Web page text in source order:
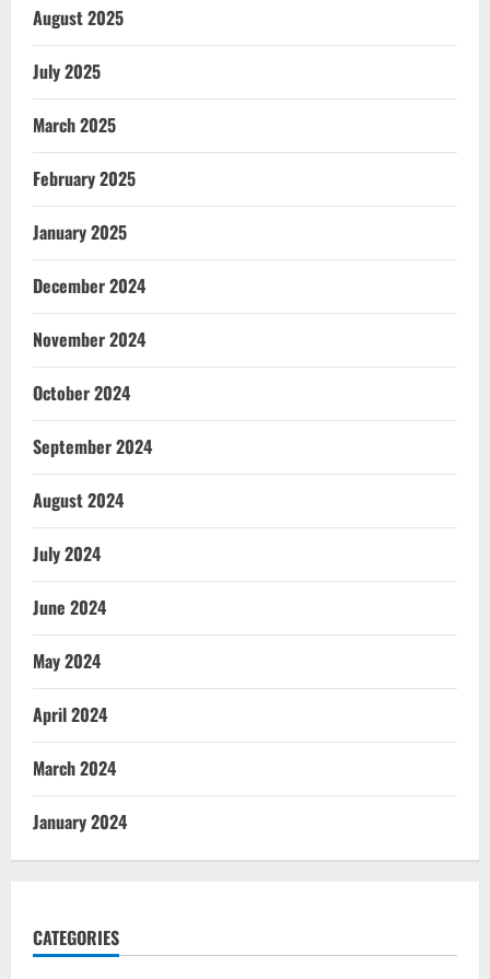
August 2025
July 2025
March 2025
February 2025
January 2025
December 2024
November 2024
October 2024
September 2024
August 2024
July 2024
June 2024
May 2024
April 2024
March 2024
January 2024
CATEGORIES